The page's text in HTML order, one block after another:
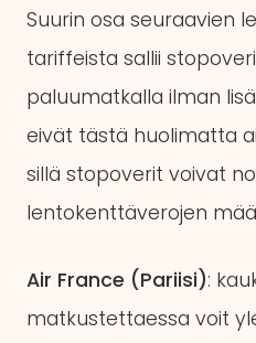
Suurin osa seuraavien
tariffeista sallii
paluumatkalla ilman
eivät tästä huolimatta
sillä stopoverit voivat
lentokenttäverojen
Air France (Pariisi):
matkustettaessa voit